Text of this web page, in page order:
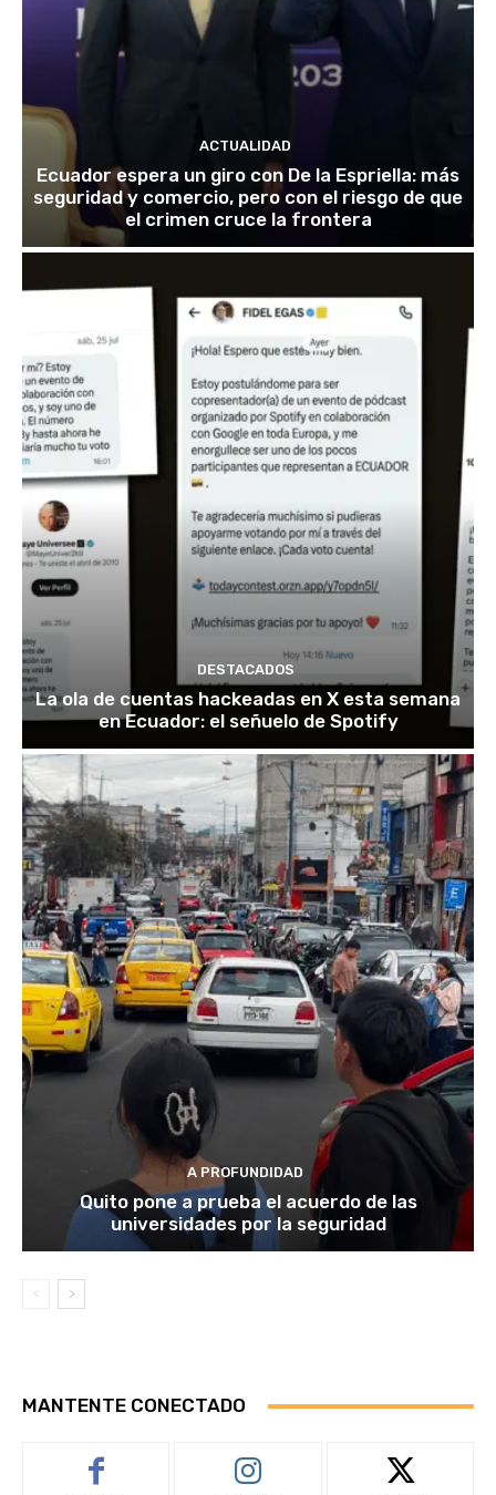
ACTUALIDAD
Ecuador espera un giro con De la Espriella: más
seguridad y comercio, pero con el riesgo de que
el crimen cruce la frontera
DESTACADOS
La ola de cuentas hackeadas en X esta semana
en Ecuador: el señuelo de Spotify
A PROFUNDIDAD
Quito pone a prueba el acuerdo de las
universidades por la seguridad
MANTENTE CONECTADO